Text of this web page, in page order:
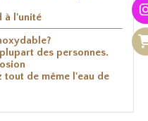
à l'unité
des personnes.
tout de même l'eau de